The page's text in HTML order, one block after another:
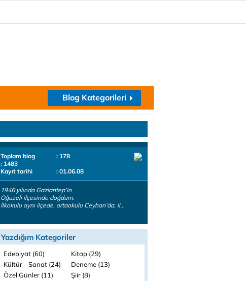
Blog Kategorileri
Toplam blog
: 178
: 1483
Kayıt tarihi
: 01.06.08
1946 yılında Gaziantep’in
Oğuzeli ilçesinde doğdum.
İlkokulu aynı ilçede, ortaokulu Ceyhan’da, li..
Yazdığım Kategoriler
Edebiyat (60)
Kitap (29)
Kültür - Sanat (24)
Deneme (13)
Özel Günler (11)
Şiir (8)